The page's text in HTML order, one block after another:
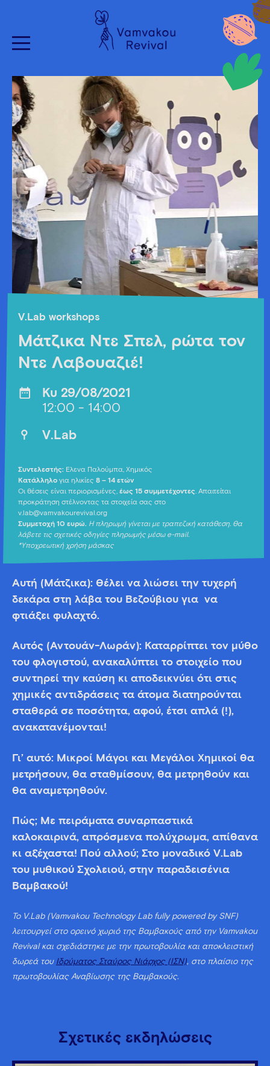
V.Lab workshops
Μάτζικα Ντε Σπελ, ρώτα τον
Ντε Λαβουαζιέ!
Κυ 29/08/2021
12:00 - 14:00
V.Lab
Συντελεστής: Έλενα Παλούμπα, Χημικός
Κατάλληλο για ηλικίες 8 – 14 ετών
Οι θέσεις είναι περιορισμένες, έως 15 συμμετέχοντες. Απαιτείται
προκράτηση στέλνοντας τα στοιχεία σας στο
v.lab@vamvakourevival.org
Συμμετοχή 10 ευρώ. Η πληρωμή γίνεται με τραπεζική κατάθεση. Θα
λάβετε τις σχετικές οδηγίες πληρωμής μέσω e-mail.
*Υποχρεωτική χρήση μάσκας
Αυτή (Μάτζικα): Θέλει να λιώσει την τυχερή
δεκάρα στη λάβα του Βεζούβιου για να
φτιάξει φυλαχτό.
Αυτός (Αντουάν-Λωράν): Καταρρίπτει τον μύθο
του φλογιστού, ανακαλύπτει το στοιχείο που
συντηρεί την καύση κι αποδεικνύει ότι στις
χημικές αντιδράσεις τα άτομα διατηρούνται
σταθερά σε ποσότητα, αφού, έτσι απλά (!),
ανακατανέμονται!
Γι’ αυτό: Μικροί Μάγοι και Μεγάλοι Χημικοί θα
μετρήσουν, θα σταθμίσουν, θα μετρηθούν και
θα αναμετρηθούν.
Πώς; Με πειράματα συναρπαστικά
καλοκαιρινά, απρόσμενα πολύχρωμα, απίθανα
κι αξέχαστα! Πού αλλού; Στο μοναδικό V.Lab
του μυθικού Σχολειού, στην παραδεισένια
Βαμβακού!
Το V.Lab (Vamvakou Technology Lab fully powered by SNF)
λειτουργεί στο ορεινό χωριό της Βαμβακούς από την Vamvakou
Revival και σχεδιάστηκε με την πρωτοβουλία και αποκλειστική
δωρεά του Ιδρύματος Σταύρος Νιάρχος (ΙΣΝ), στο πλαίσιο της
πρωτοβουλίας Αναβίωσης της Βαμβακούς.
Σχετικές εκδηλώσεις